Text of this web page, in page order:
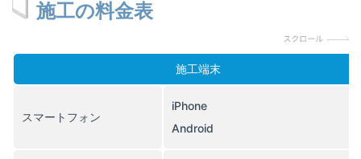
施工の料金表
施工端末
スマートフォン
iPhone
Android